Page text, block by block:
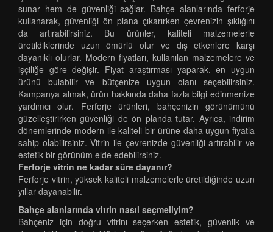
sunar hem de güvenliği sağlar. Bahçe alanlarında ferforje
kullanarak, güvenliği ön plana çıkarırken çevrenizin şıklığını
da artırabilirsiniz. Bu ürünler, kaliteli malzemelerle
üretildiklerinde uzun ömürlü olur ve dış etkenlere karşı
dayanıklı olurlar. Modern fiyatları, kullanılan malzemelere ve
işçiliğe göre değişir. Fiyat araştırması yaparak, en uygun
ürünü bulabilir ve bütçenize uygun olanı seçebilirsiniz.
Kampanya almak, ürün hakkında daha fazla bilgi edinmenize
yardımcı olur. Ferforje ürünleri, bahçenizin görünümünü
güzelleştirirken güvenliği de ön planda tutar. Ayrıca, indirim
dönemlerinde modern ile kaliteli bir ürüne daha uygun fiyatla
sahip olabilirsiniz. Vitrin ile çevrenizde güvenliği artırabilir ve
estetik bir görünüm elde edebilirsiniz.
Ferforje vitrin ne kadar süre dayanır?
Ferforje vitrin, yüksek kaliteli malzemelerle üretildiğinde uzun
yıllar dayanabilir.
Bahçe alanlarında vitrin nasıl seçmeliyim?
Bahçeniz için doğru vitrinı seçerken estetik, güvenlik ve